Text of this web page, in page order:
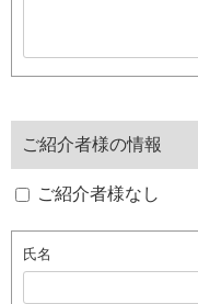
ご紹介者様の情報
ご紹介者様なし
氏名